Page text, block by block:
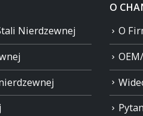
Nierdzewnej
O
O